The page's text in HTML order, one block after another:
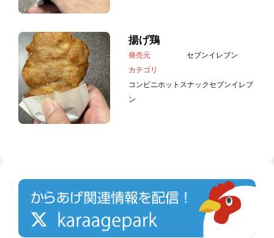
揚げ鶏
発売元
セブンイレブン
カテゴリ
コンビニホットスナックセブンイレブ
ン